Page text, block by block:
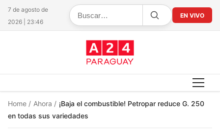
7 de agosto de
2026 | 23:46
EN VIVO
Home / Ahora / ¡Baja el combustible! Petropar reduce G. 250
en todas sus variedades